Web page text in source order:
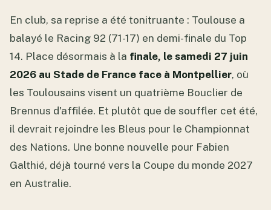
En club, sa reprise a été tonitruante : Toulouse a
balayé le Racing 92 (71-17) en demi-finale du Top
14. Place désormais à la finale, le samedi 27 juin
2026 au Stade de France face à Montpellier, où
les Toulousains visent un quatrième Bouclier de
Brennus d'affilée. Et plutôt que de souffler cet été,
il devrait rejoindre les Bleus pour le Championnat
des Nations. Une bonne nouvelle pour Fabien
Galthié, déjà tourné vers la Coupe du monde 2027
en Australie.